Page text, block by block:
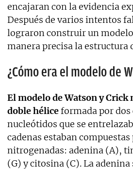
encajaran con la evidencia
Después de varios intentos
lograron construir un
manera precisa la estructura
¿Cómo era el modelo de
El modelo de Watson y Crick
doble héliceformada por dos
nucleótidos que se
cadenas estaban
nitrogenadas: adenina (A),
(G) y citosina (C). La adenina